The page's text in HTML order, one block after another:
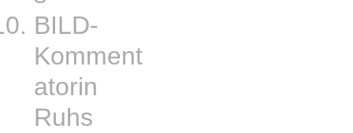
BILD-
Komment
atorin
Ruhs